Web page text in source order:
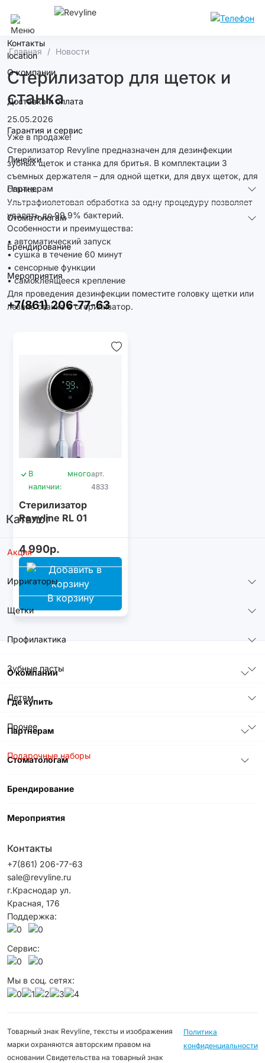
Краснодар
Контакты
О компании
Доставка и оплата
Гарантия и сервис
Линейки
Партнерам
Стоматологам
Брендирование
Мероприятия
+7(861) 206-77-63
Каталог
Акция
Ирригаторы
Щетки
Профилактика
Зубные пасты
Детям
Прочее
Подарочные наборы
Главная Новости
Стерилизатор для щеток и
станка
25.05.2026
Уже в продаже!
Стерилизатор Revyline предназначен для дезинфекции
зубных щеток и станка для бритья. В комплектации 3
съемных держателя – для одной щетки, для двух щеток, для
станка.
Ультрафиолетовая обработка за одну процедуру позволяет
удалять до 99,9% бактерий.
Особенности и преимущества:
• автоматический запуск
• сушка в течение 60 минут
• сенсорные функции
• самоклеящееся крепление
Для проведения дезинфекции поместите головку щетки или
лезвие станка в стерилизатор.
В
наличии:
многоарт.
4833
Стерилизатор
Revyline RL 01
4 990р.
В корзину
О компании
Где купить
Партнерам
Стоматологам
Брендирование
Мероприятия
Контакты
+7(861) 206-77-63
sale@revyline.ru
г.Краснодар ул.
Красная, 176
Поддержка:
Сервис:
Мы в соц. сетях:
Товарный знак Revyline, тексты и изображения
марки охраняются авторским правом на
основании Свидетельства на товарный знак
Политика
конфиденциальности